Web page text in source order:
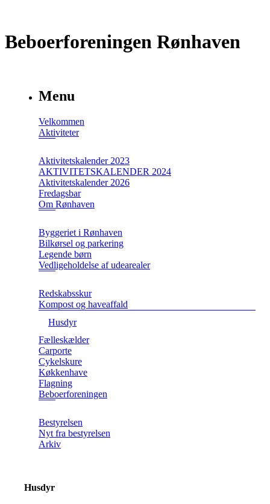
Beboerforeningen Rønhaven
Menu
Velkommen
Aktiviteter
Aktivitetskalender 2023
AKTIVITETSKALENDER 2024
Aktivitetskalender 2026
Fredagsbar
Om Rønhaven
Byggeriet i Rønhaven
Bilkørsel og parkering
Legende børn
Vedligeholdelse af udearealer
Redskabsskur
Kompost og haveaffald
Husdyr
Fælleskælder
Carporte
Cykelskure
Køkkenhave
Flagning
Beboerforeningen
Bestyrelsen
Nyt fra bestyrelsen
Arkiv
Husdyr